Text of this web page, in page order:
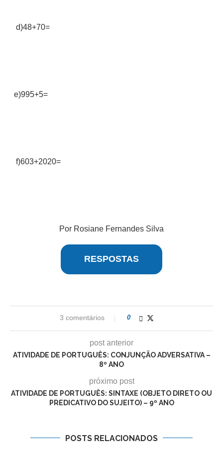
d)48+70=
e)995+5=
f)603+2020=
Por Rosiane Fernandes Silva
RESPOSTAS
3 comentários 0
post anterior
ATIVIDADE DE PORTUGUÊS: CONJUNÇÃO ADVERSATIVA –
8º ANO
próximo post
ATIVIDADE DE PORTUGUÊS: SINTAXE (OBJETO DIRETO OU
PREDICATIVO DO SUJEITO) – 9º ANO
POSTS RELACIONADOS